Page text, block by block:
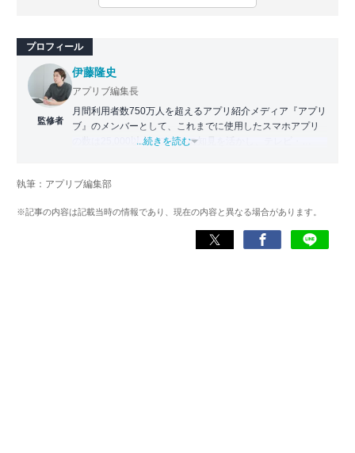
プロフィール
監修者
伊藤隆史
アプリブ編集長
月間利用者数750万人を超えるアプリ紹介メディア『アプリ
ブ』のメンバーとして、これまでに使用したスマホアプリ
の数は25,000以上。アプリの知見を活かし、テレビ・
化アプリの紹介）、TBS『サタプラ』（スマホライフが変
スマホアプリ）他
...続きを読む
執筆：アプリブ編集部
※記事の内容は記載当時の情報であり、現在の内容と異なる場合があります。